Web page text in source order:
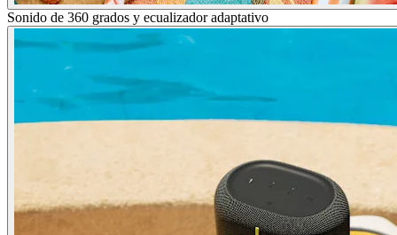
Sonido de 360 grados y ecualizador adaptativo